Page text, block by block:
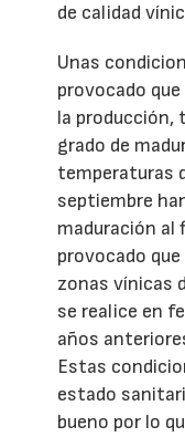
de calidad
Unas
provocado
la producción,
grado de
temperaturas
septiembre
maduración al
provocado
zonas vínicas
se realice en
años
Estas
estado
bueno por lo